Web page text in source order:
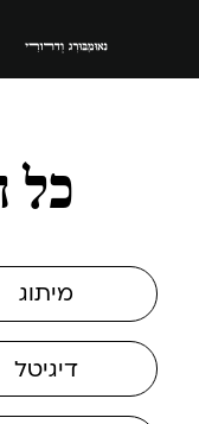
כל
מיתוג
דיגיטל